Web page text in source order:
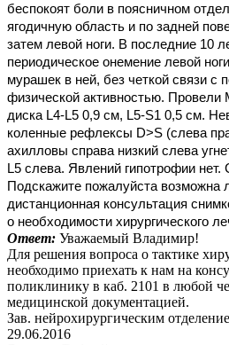
беспокоят боли в поясничном
ягодичную область и по задней
затем левой ноги. В последние 10
периодическое онемение левой
мурашек в ней, без четкой связи с
физической активностью.
диска L4-L5 0,9 см, L5-S1 0,5 см.
коленные рефлексы D>S (слева
ахилловы справа низкий слева
L5 слева. Явлений гипотрофии
Подскажите пожалуйста возможна
дистанционная консультация
о необходимости хирургического
Ответ: Уважаемый Владимир!
Для решения вопроса о тактике
необходимо приехать к нам на
поликлинику в каб. 2101 в любой
медицинской документацией.
Зав. нейрохирургическим
29.06.2016